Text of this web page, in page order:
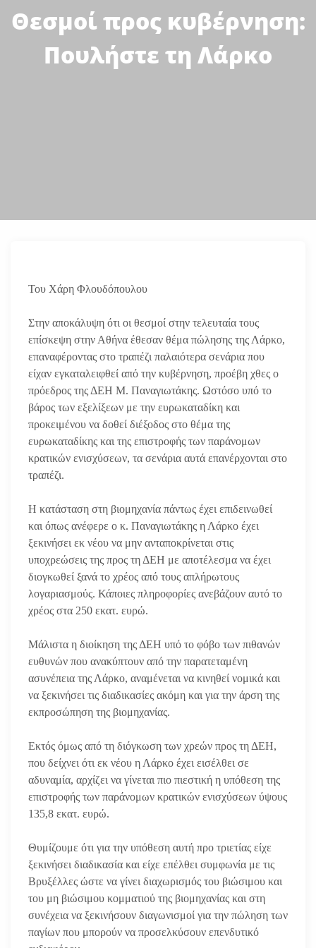
Θεσμοί προς κυβέρνηση:
Πουλήστε τη Λάρκο
Του Χάρη Φλουδόπουλου
Στην αποκάλυψη ότι οι θεσμοί στην τελευταία τους
επίσκεψη στην Αθήνα έθεσαν θέμα πώλησης της Λάρκο,
επαναφέροντας στο τραπέζι παλαιότερα σενάρια που
είχαν εγκαταλειφθεί από την κυβέρνηση, προέβη χθες ο
πρόεδρος της ΔΕΗ Μ. Παναγιωτάκης. Ωστόσο υπό το
βάρος των εξελίξεων με την ευρωκαταδίκη και
προκειμένου να δοθεί διέξοδος στο θέμα της
ευρωκαταδίκης και της επιστροφής των παράνομων
κρατικών ενισχύσεων, τα σενάρια αυτά επανέρχονται στο
τραπέζι.
Η κατάσταση στη βιομηχανία πάντως έχει επιδεινωθεί
και όπως ανέφερε ο κ. Παναγιωτάκης η Λάρκο έχει
ξεκινήσει εκ νέου να μην ανταποκρίνεται στις
υποχρεώσεις της προς τη ΔΕΗ με αποτέλεσμα να έχει
διογκωθεί ξανά το χρέος από τους απλήρωτους
λογαριασμούς. Κάποιες πληροφορίες ανεβάζουν αυτό το
χρέος στα 250 εκατ. ευρώ.
Μάλιστα η διοίκηση της ΔΕΗ υπό το φόβο των πιθανών
ευθυνών που ανακύπτουν από την παρατεταμένη
ασυνέπεια της Λάρκο, αναμένεται να κινηθεί νομικά και
να ξεκινήσει τις διαδικασίες ακόμη και για την άρση της
εκπροσώπηση της βιομηχανίας.
Εκτός όμως από τη διόγκωση των χρεών προς τη ΔΕΗ,
που δείχνει ότι εκ νέου η Λάρκο έχει εισέλθει σε
αδυναμία, αρχίζει να γίνεται πιο πιεστική η υπόθεση της
επιστροφής των παράνομων κρατικών ενισχύσεων ύψους
135,8 εκατ. ευρώ.
Θυμίζουμε ότι για την υπόθεση αυτή προ τριετίας είχε
ξεκινήσει διαδικασία και είχε επέλθει συμφωνία με τις
Βρυξέλλες ώστε να γίνει διαχωρισμός του βιώσιμου και
του μη βιώσιμου κομματιού της βιομηχανίας και στη
συνέχεια να ξεκινήσουν διαγωνισμοί για την πώληση των
παγίων που μπορούν να προσελκύσουν επενδυτικό